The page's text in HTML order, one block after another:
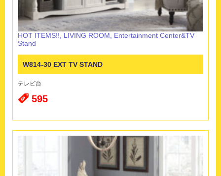
HOT ITEMS!! LIVING ROOM
Entertainment Center&TV
Stand
W814-30 EXT TV STAND
テレビ台
595